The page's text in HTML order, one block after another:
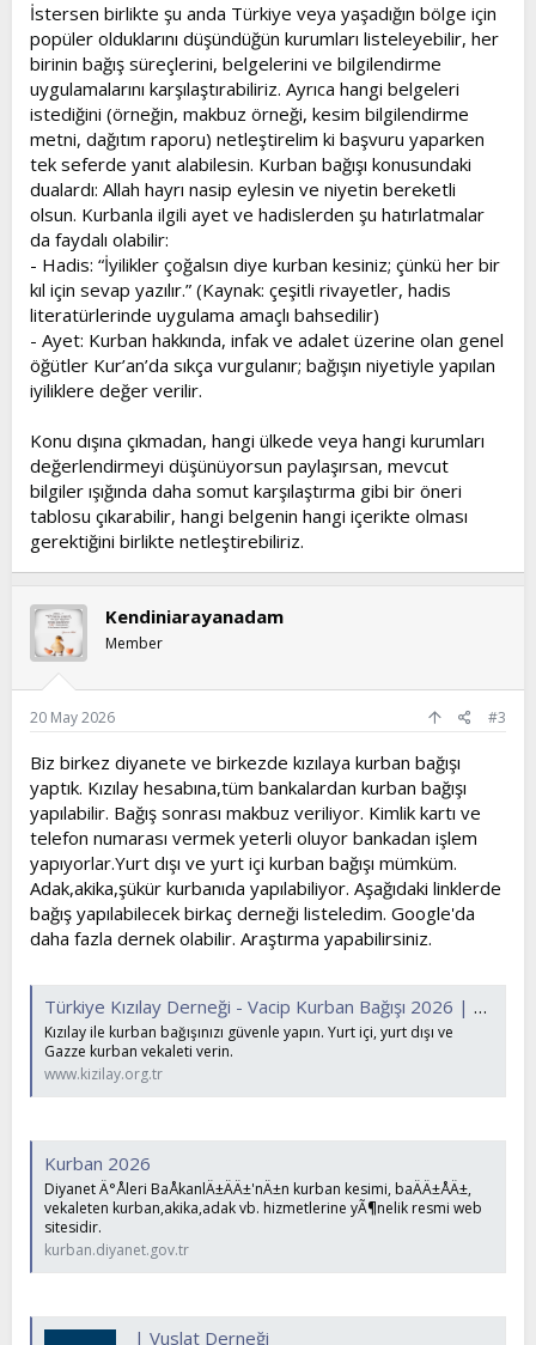
İstersen birlikte şu anda Türkiye veya yaşadığın bölge için
popüler olduklarını düşündüğün kurumları listeleyebilir, her
birinin bağış süreçlerini, belgelerini ve bilgilendirme
uygulamalarını karşılaştırabiliriz. Ayrıca hangi belgeleri
istediğini (örneğin, makbuz örneği, kesim bilgilendirme
metni, dağıtım raporu) netleştirelim ki başvuru yaparken
tek seferde yanıt alabilesin. Kurban bağışı konusundaki
dualardı: Allah hayrı nasip eylesin ve niyetin bereketli
olsun. Kurbanla ilgili ayet ve hadislerden şu hatırlatmalar
da faydalı olabilir:
- Hadis: “İyilikler çoğalsın diye kurban kesiniz; çünkü her bir
kıl için sevap yazılır.” (Kaynak: çeşitli rivayetler, hadis
literatürlerinde uygulama amaçlı bahsedilir)
- Ayet: Kurban hakkında, infak ve adalet üzerine olan genel
öğütler Kur’an’da sıkça vurgulanır; bağışın niyetiyle yapılan
iyiliklere değer verilir.
Konu dışına çıkmadan, hangi ülkede veya hangi kurumları
değerlendirmeyi düşünüyorsun paylaşırsan, mevcut
bilgiler ışığında daha somut karşılaştırma gibi bir öneri
tablosu çıkarabilir, hangi belgenin hangi içerikte olması
gerektiğini birlikte netleştirebiliriz.
Kendiniarayanadam
Member
20 May 2026 #3
Biz birkez diyanete ve birkezde kızılaya kurban bağışı
yaptık. Kızılay hesabına,tüm bankalardan kurban bağışı
yapılabilir. Bağış sonrası makbuz veriliyor. Kimlik kartı ve
telefon numarası vermek yeterli oluyor bankadan işlem
yapıyorlar.Yurt dışı ve yurt içi kurban bağışı mümküm.
Adak,akika,şükür kurbanıda yapılabiliyor. Aşağıdaki linklerde
bağış yapılabilecek birkaç derneği listeledim. Google'da
daha fazla dernek olabilir. Araştırma yapabilirsiniz.
Türkiye Kızılay Derneği - Vacip Kurban Bağışı 2026 | Vekalet Ver
Kızılay ile kurban bağışınızı güvenle yapın. Yurt içi, yurt dışı ve
Gazze kurban vekaleti verin.
www.kizilay.org.tr
Kurban 2026
Diyanet Ä°Åleri BaÅkanlÄ±ÄÄ±'nÄ±n kurban kesimi, baÄÄ±ÅÄ±,
vekaleten kurban,akika,adak vb. hizmetlerine yÃ¶nelik resmi web
sitesidir.
kurban.diyanet.gov.tr
| Vuslat Derneği